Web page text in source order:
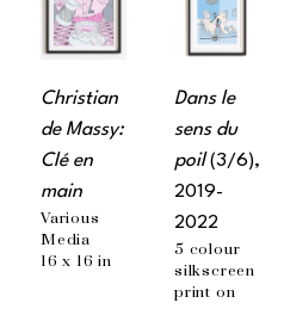
Christian
de Massy:
Clé en
main
Various
Media
16 x 16 in
Dans le
sens du
poil (3/6),
2019-
2022
5 colour
silkscreen
print on